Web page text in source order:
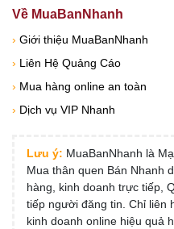
Về MuaBanNhanh
› Giới thiệu MuaBanNhanh
› Liên Hệ Quảng Cáo
› Mua hàng online an toàn
› Dịch vụ VIP Nhanh
Lưu ý: MuaBanNhanh là
Mua thân quen Bán Nhanh
hàng, kinh doanh trực tiếp,
tiếp người đăng tin. Chỉ liên
kinh doanh online hiệu quả